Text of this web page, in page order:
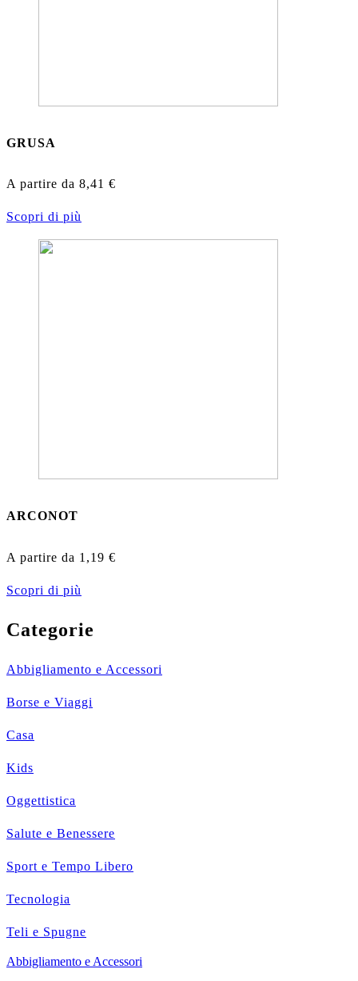
GRUSA
A partire da 8,41 €
Scopri di più
ARCONOT
A partire da 1,19 €
Scopri di più
Categorie
Abbigliamento e Accessori
Borse e Viaggi
Casa
Kids
Oggettistica
Salute e Benessere
Sport e Tempo Libero
Tecnologia
Teli e Spugne
Abbigliamento e Accessori